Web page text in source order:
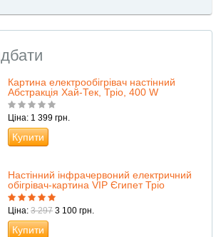
Картина електрообігрівач настінний
Абстракція Хай-Тек, Тріо, 400 W
Ціна: 1 399 грн.
Купити
Настінний інфрачервоний електричний
обігрівач-картина VIP Єгипет Тріо
Ціна: 3 297 3 100 грн.
Купити